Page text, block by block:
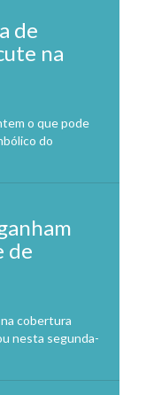
de
na
o que pode
do
de
cobertura
nesta segunda-